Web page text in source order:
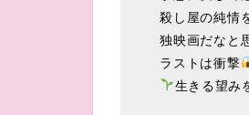
殺し屋の純情
独映画だなと
ラストは衝撃
生きる望み